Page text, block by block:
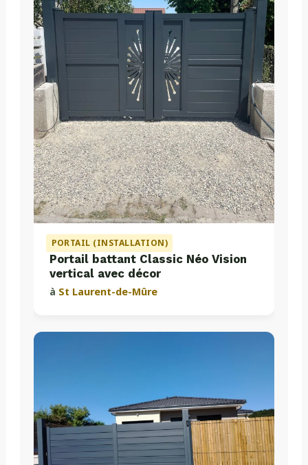
PORTAIL (INSTALLATION)
Portail battant Classic Néo Vision
vertical avec décor
à St Laurent-de-Mûre